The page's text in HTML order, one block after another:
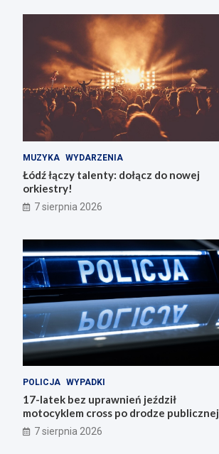
MUZYKA WYDARZENIA
Łódź łączy talenty: dołącz do nowej
orkiestry!
7 sierpnia 2026
POLICJA WYPADKI
17-latek bez uprawnień jeździł
motocyklem cross po drodze publicznej
7 sierpnia 2026